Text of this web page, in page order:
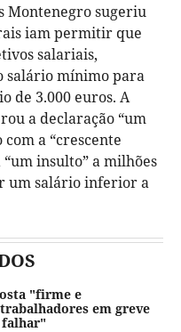
Montenegro sugeriu
iam permitir que
salariais,
salário mínimo para
de 3.000 euros. A
a declaração “um
a “crescente
insulto” a milhões
um salário inferior a
"firme e
em greve
falhar"